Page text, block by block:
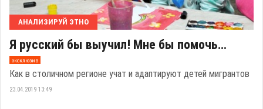
АНАЛИЗИРУЙ ЭТНО
Я русский бы выучил! Мне бы помочь…
эксклюзив
Как в столичном регионе учат и адаптируют детей мигрантов
23.04.2019 13:49